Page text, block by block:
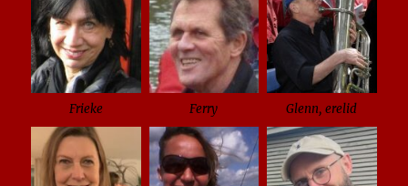
Frieke Ferry Glenn, erelid